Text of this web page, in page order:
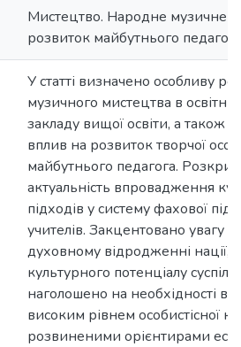
Мистецтво. Народне музичне
розвиток майбутнього педагога
У статті визначено особливу
музичного мистецтва в
закладу вищої освіти, а також
вплив на розвиток творчої
майбутнього педагога.
актуальність впровадження
підходів у систему фахової
учителів. Закцентовано увагу
духовному відродженні нації,
культурного потенціалу
наголошено на необхідності
високим рівнем особистісної
розвиненими орієнтирами